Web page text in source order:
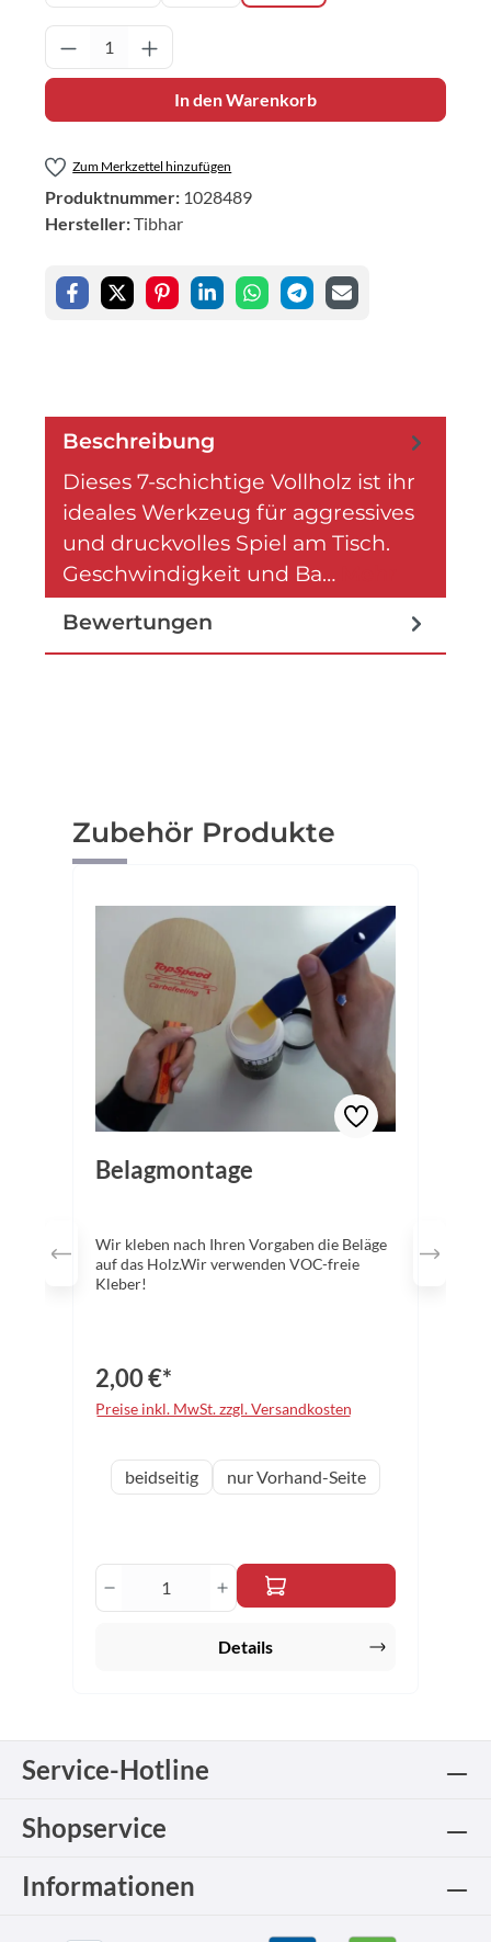
Produkt Anzahl: Gib den gewünschten
In den Warenkorb
Zum Merkzettel hinzufügen
Produktnummer: 1028489
Hersteller:Tibhar
Beschreibung
Dieses 7-schichtige Vollholz ist ihr
ideales Werkzeug für aggressives
und druckvolles Spiel am Tisch.
Geschwindigkeit und Ba…
Bewertungen
Produktgalerie überspringen
Zubehör Produkte
Belagmontage
Wir kleben nach Ihren Vorgaben die Beläge
auf das Holz.Wir verwenden VOC-freie
Kleber!
2,00 €*
Preise inkl. MwSt. zzgl. Versandkosten
Varianteauswählen
beidseitig nur Vorhand-Seite
Produkt Anzahl: Gib den
Details
Service-Hotline
Shopservice
Informationen